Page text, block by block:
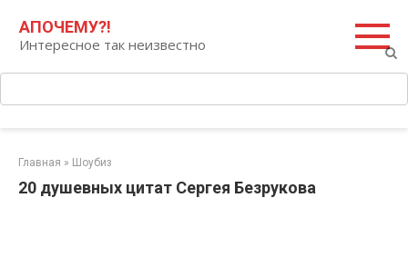
контенту
АПОЧЕМУ?!
Интересное так неизвестно
Главная » Шоубиз
20 душевных цитат Сергея Безрукова